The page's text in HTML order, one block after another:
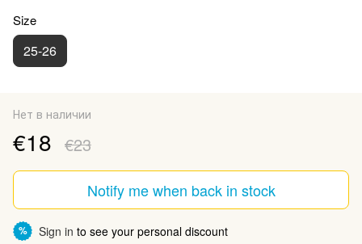
Size
25-26
Нет в наличии
€18 €23
Notify me when back in stock
% Sign in to see your personal discount